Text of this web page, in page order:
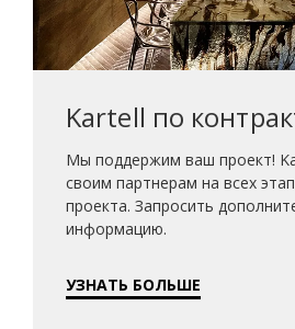
Kartell по
Мы поддержим ваш проект!
своим партнерам на всех
проекта. Запросить
информацию.
УЗНАТЬ БОЛЬШЕ